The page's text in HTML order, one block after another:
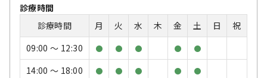
診療時間
診療時間
月 火 水 木 金 土 日
祝
09:00 〜 12:30
● ● ● ● ●
14:00 〜 18:00 ● ● ● ● ●